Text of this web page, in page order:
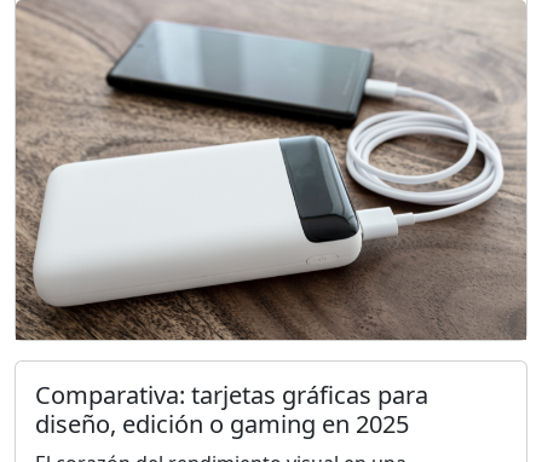
Comparativa: tarjetas gráficas para
diseño, edición o gaming en 2025